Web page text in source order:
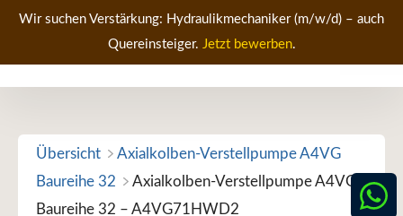
Zum
springen
Wir suchen Verstärkung: Hydraulikmechaniker (m/w/d) – auch
Quereinsteiger. Jetzt bewerben.
Übersicht
Axialkolben-Verstellpumpe A4VG
Baureihe 32
Axialkolben-Verstellpumpe A4VG
Baureihe 32 – A4VG71HWD2